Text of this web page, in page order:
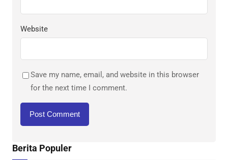
Website
Save my name, email, and website in this browser
for the next time I comment.
Berita Populer